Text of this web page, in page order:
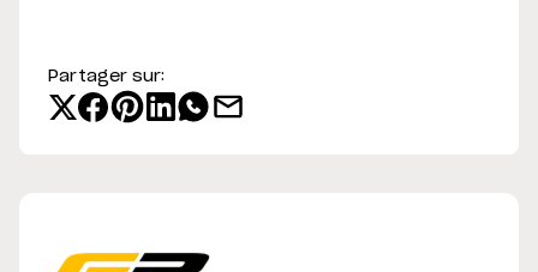
Partager sur: